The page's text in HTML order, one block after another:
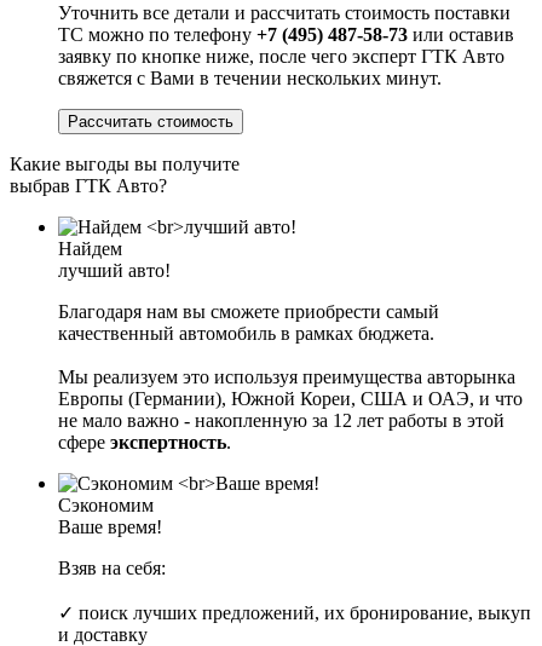
Уточнить все детали и рассчитать стоимость поставки
ТС можно по телефону +7 (495) 487-58-73 или оставив
заявку по кнопке ниже, после чего эксперт ГТК Авто
свяжется с Вами в течении нескольких минут.
Рассчитать стоимость
Какие выгоды вы получите
выбрав ГТК Авто?
Найдем
лучший авто!
Благодаря нам вы сможете приобрести самый
качественный автомобиль в рамках бюджета.
Мы реализуем это используя преимущества авторынка
Европы (Германии), Южной Кореи, США и ОАЭ, и что
не мало важно - накопленную за 12 лет работы в этой
сфере экспертность.
Сэкономим
Ваше время!
Взяв на себя:
✓ поиск лучших предложений, их бронирование, выкуп
и доставку